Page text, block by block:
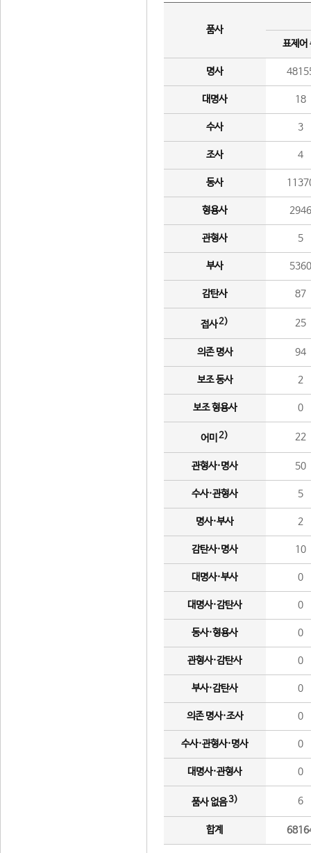
품사
표제어
명사
대명사 18
수사 3
조사 4
동사
형용사 2946
관형사 5
부사 5360
감탄사 87
접사2) 25
의존 명사 94
보조 동사 2
보조 형용사 0
어미 2) 22
관형사·명사 50
수사·관형사 5
명사·부사 2
감탄사·명사 10
대명사·부사 0
대명사·감탄사 0
동사·형용사 0
관형사·감탄사 0
부사·감탄사 0
의존 명사·조사 0
수사·관형사·명사 0
대명사·관형사 0
품사 없음3) 6
합계